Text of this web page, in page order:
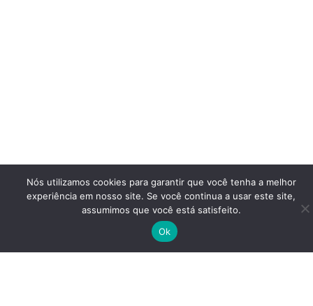
Nós utilizamos cookies para garantir que você tenha a melhor
experiência em nosso site. Se você continua a usar este site,
assumimos que você está satisfeito.
Ok